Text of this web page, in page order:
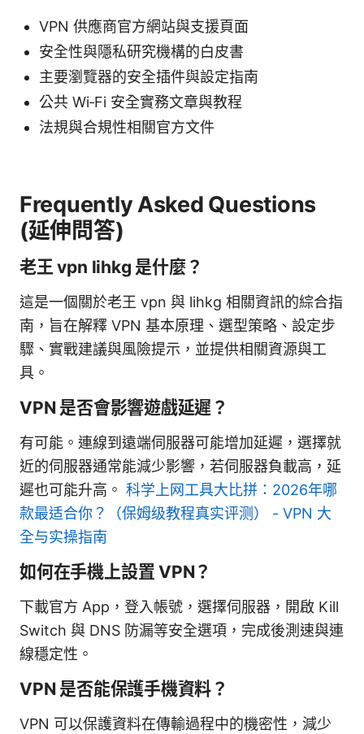
VPN 供應商官方網站與支援頁面
安全性與隱私研究機構的白皮書
主要瀏覽器的安全插件與設定指南
公共 Wi‑Fi 安全實務文章與教程
法規與合規性相關官方文件
Frequently Asked Questions
(延伸問答)
老王 vpn lihkg 是什麼？
這是一個關於老王 vpn 與 lihkg 相關資訊的綜合指
南，旨在解釋 VPN 基本原理、選型策略、設定步
驟、實戰建議與風險提示，並提供相關資源與工
具。
VPN 是否會影響遊戲延遲？
有可能。連線到遠端伺服器可能增加延遲，選擇就
近的伺服器通常能減少影響，若伺服器負載高，延
遲也可能升高。 科学上网工具大比拼：2026年哪
款最适合你？（保姆级教程真实评测） - VPN 大
全与实操指南
如何在手機上設置 VPN？
下載官方 App，登入帳號，選擇伺服器，開啟 Kill
Switch 與 DNS 防漏等安全選項，完成後測速與連
線穩定性。
VPN 是否能保護手機資料？
VPN 可以保護資料在傳輸過程中的機密性，減少